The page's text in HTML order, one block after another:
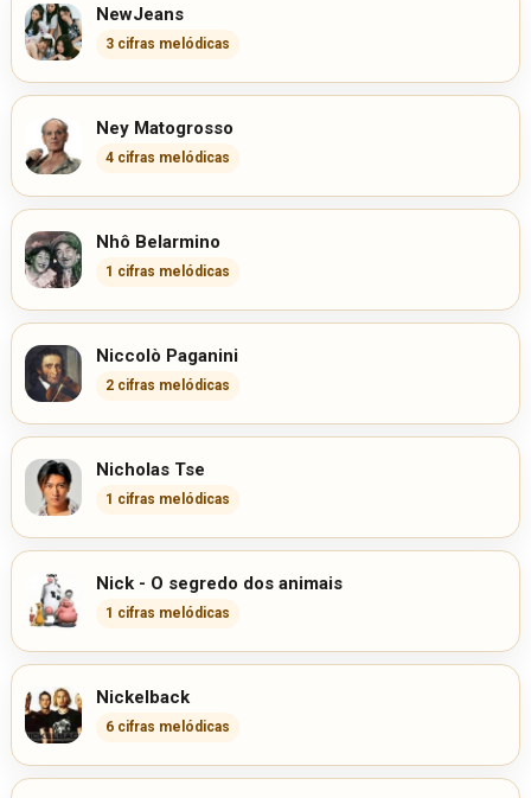
NewJeans
3 cifras melódicas
Ney Matogrosso
4 cifras melódicas
Nhô Belarmino
1 cifras melódicas
Niccolò Paganini
2 cifras melódicas
Nicholas Tse
1 cifras melódicas
Nick - O segredo dos animais
1 cifras melódicas
Nickelback
6 cifras melódicas